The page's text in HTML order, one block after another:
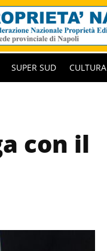
SUPER SUD CULTURA
con il